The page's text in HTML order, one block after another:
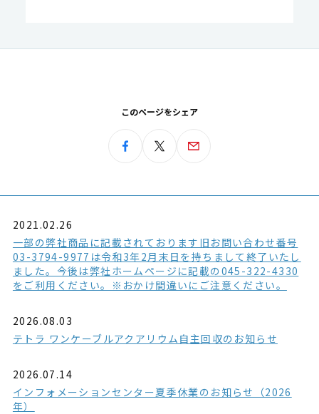
このページをシェア
2021.02.26
一部の弊社商品に記載されております旧お問い合わせ番号
03-3794-9977は令和3年2月末日を持ちまして終了いたし
ました。今後は弊社ホームページに記載の045-322-4330
をご利用ください。※おかけ間違いにご注意ください。
2026.08.03
テトラ ワンケーブルアクアリウム自主回収のお知らせ
2026.07.14
インフォメーションセンター夏季休業のお知らせ（2026
年）